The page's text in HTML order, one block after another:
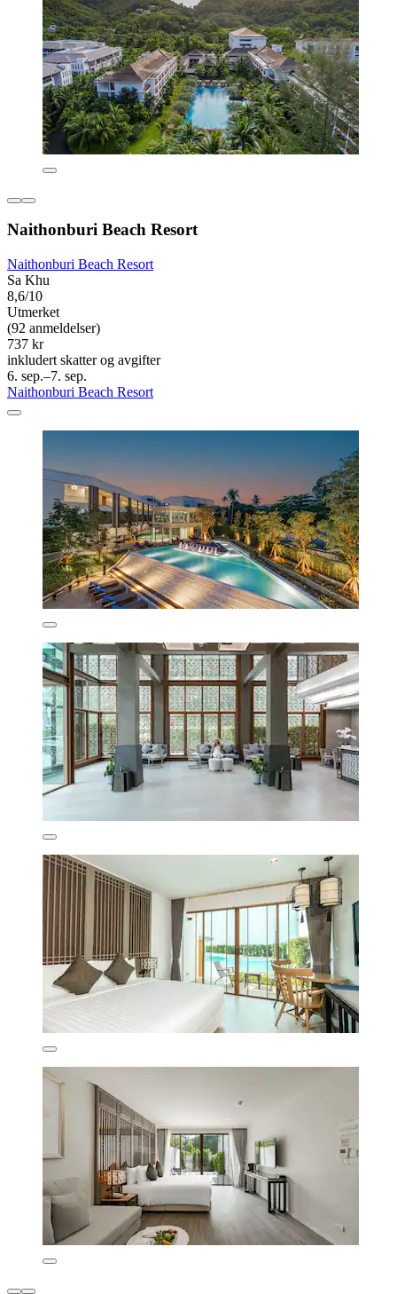
Naithonburi Beach Resort
Naithonburi Beach Resort
Sa Khu
8,6/10
Utmerket
(92 anmeldelser)
737 kr
inkludert skatter og avgifter
6. sep.–7. sep.
Naithonburi Beach Resort